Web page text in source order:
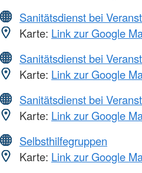
Sanitätsdienst bei
Karte: Link zur Google
Sanitätsdienst bei
Karte: Link zur Google
Sanitätsdienst bei
Karte: Link zur Google
Selbsthilfegruppen
Karte: Link zur Google